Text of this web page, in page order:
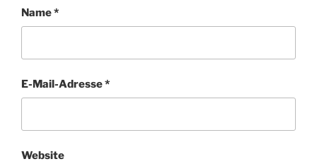
Name*
E-Mail-Adresse*
Website